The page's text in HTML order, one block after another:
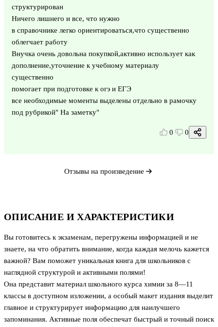
ОПИСАНИЕ И ХАРАКТЕРИСТИКИ
Вы готовитесь к экзаменам, перегружены информацией и не
знаете, на что обратить внимание, когда каждая мелочь кажется
важной? Вам поможет уникальная книга для школьников с
наглядной структурой и активными полями!
Она представит материал школьного курса химии за 8—11
классы в доступном изложении, а особый макет издания выделит
главное и структурирует информацию для наилучшего
запоминания. Активные поля обеспечат быстрый и точный поиск
структурирован
Ничего лишнего и все, что нужно
в справочнике легко ориентироваться,что существенно
облегчает работу
Внучка очень довольна покупкой,активно использует как
дополнение,уточнение к учебному материалу
существенно
помогает при подготовке к огэ и ЕГЭ
все необходимые моменты выделены отдельно в рамочку
под рубрикой" На заметку"
0 0
Отзывы на произведение